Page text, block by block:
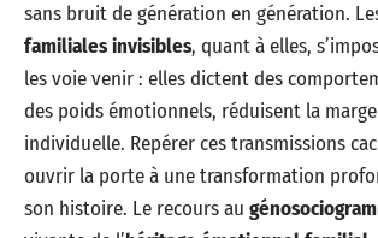
sans bruit de génération en génération.
familiales invisibles, quant à elles,
les voie venir : elles dictent des
des poids émotionnels, réduisent la
individuelle. Repérer ces transmissions
ouvrir la porte à une transformation
son histoire. Le recours au